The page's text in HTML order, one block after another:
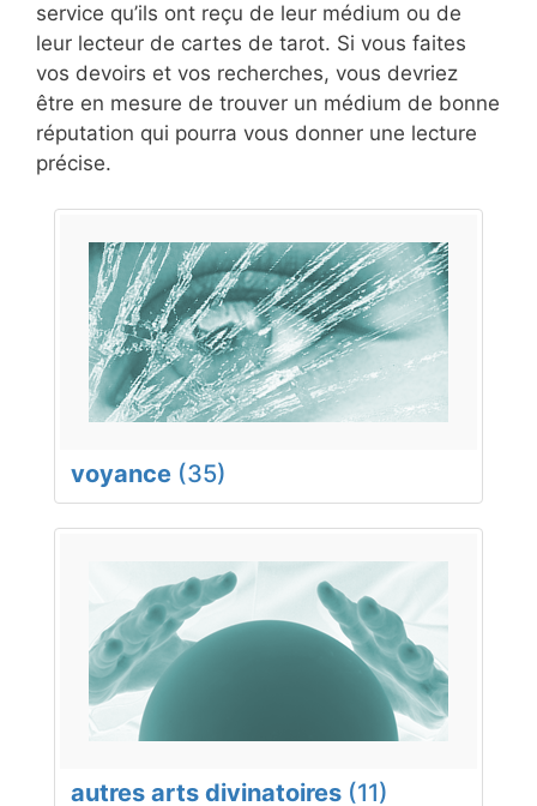
service qu’ils ont reçu de leur médium ou de
leur lecteur de cartes de tarot. Si vous faites
vos devoirs et vos recherches, vous devriez
être en mesure de trouver un médium de bonne
réputation qui pourra vous donner une lecture
précise.
voyance (35)
autres arts divinatoires (11)